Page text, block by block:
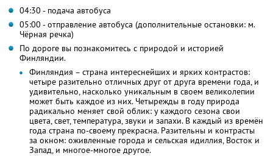
04:30 - подача автобуса
05:00 - отправление автобуса (дополнительные остановки: м.
Чёрная речка)
По дороге вы познакомитесь с природой и историей
Финляндии.
Финляндия – страна интереснейших и ярких контрастов:
четыре разительно отличных друг от друга времени года, и
удивительно, насколько уникальным в своем великолепии
может быть каждое из них. Четырежды в году природа
радикально меняет свой облик: у каждого сезона свои
цвета, свет, температура, звуки и запахи. В каждый из времён
года страна по-своему прекрасна. Разительны и контрасты
за окном: оживленные города и сельская идиллия, Восток и
Запад, и многое-многое другое.